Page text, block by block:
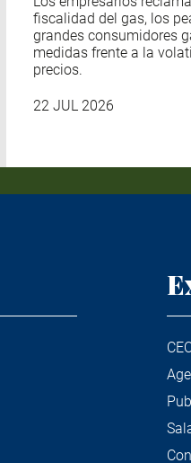
fiscalidad del gas, los
grandes consumidores
medidas frente a la
precios.
22 JUL 2026